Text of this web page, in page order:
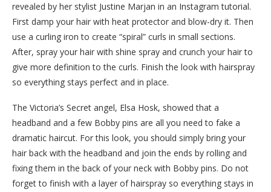
revealed by her stylist Justine Marjan in an Instagram tutorial.
First damp your hair with heat protector and blow-dry it. Then
use a curling iron to create “spiral” curls in small sections.
After, spray your hair with shine spray and crunch your hair to
give more definition to the curls. Finish the look with hairspray
so everything stays perfect and in place.
The Victoria’s Secret angel, Elsa Hosk, showed that a
headband and a few Bobby pins are all you need to fake a
dramatic haircut. For this look, you should simply bring your
hair back with the headband and join the ends by rolling and
fixing them in the back of your neck with Bobby pins. Do not
forget to finish with a layer of hairspray so everything stays in